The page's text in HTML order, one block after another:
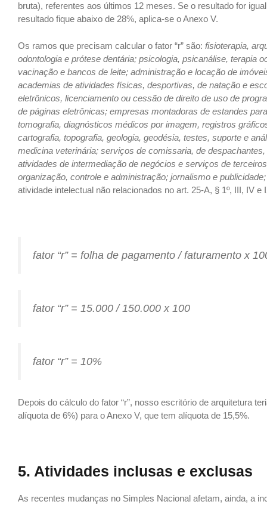
bruta), referentes aos últimos 12 meses. Se o resultado for
resultado fique abaixo de 28%, aplica-se o Anexo V.
Os ramos que precisam calcular o fator “r” são: fisioterapia,
odontologia e prótese dentária; psicologia, psicanálise, terapia
vacinação e bancos de leite; administração e locação de
academias de atividades físicas, desportivas, de natação e
eletrônicos, licenciamento ou cessão de direito de uso de
de páginas eletrônicas; empresas montadoras de estandes
tomografia, diagnósticos médicos por imagem, registros
cartografia, topografia, geologia, geodésia, testes, suporte e
medicina veterinária; serviços de comissaria, de
atividades de intermediação de negócios e serviços de
organização, controle e administração; jornalismo e
atividade intelectual não relacionados no art. 25-A, § 1º, III, IV
fator “r” = folha de pagamento / faturamento x
fator “r” = 15.000 / 150.000 x 100
fator “r” = 10%
Depois do cálculo do fator “r”, nosso escritório de arquitetura
alíquota de 6%) para o Anexo V, que tem alíquota de 15,5%.
5. Atividades inclusas e exclusas
As recentes mudanças no Simples Nacional afetam, ainda, a